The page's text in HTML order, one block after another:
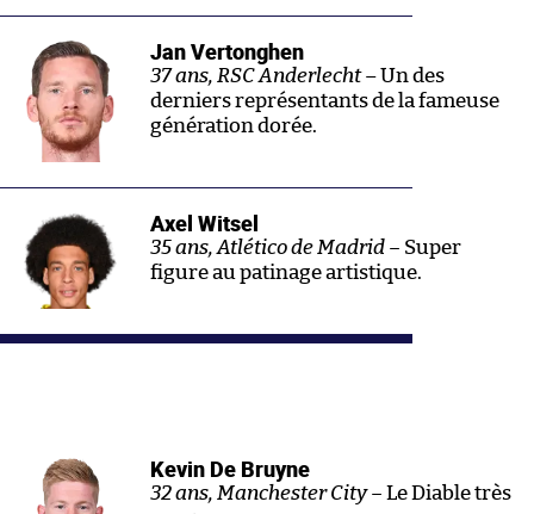
Jan Vertonghen
37 ans, RSC Anderlecht– Un des
derniers représentants de la fameuse
génération dorée.
Axel Witsel
35 ans, Atlético de Madrid – Super
figure au patinage artistique.
Kevin De Bruyne
32 ans, Manchester City – Le Diable très